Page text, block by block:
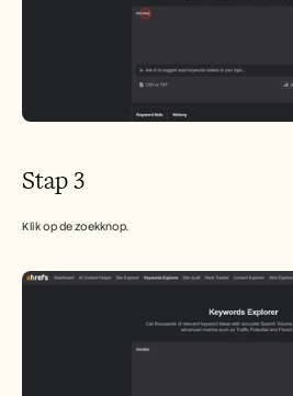
Stap 3
Klik op de zoekknop.